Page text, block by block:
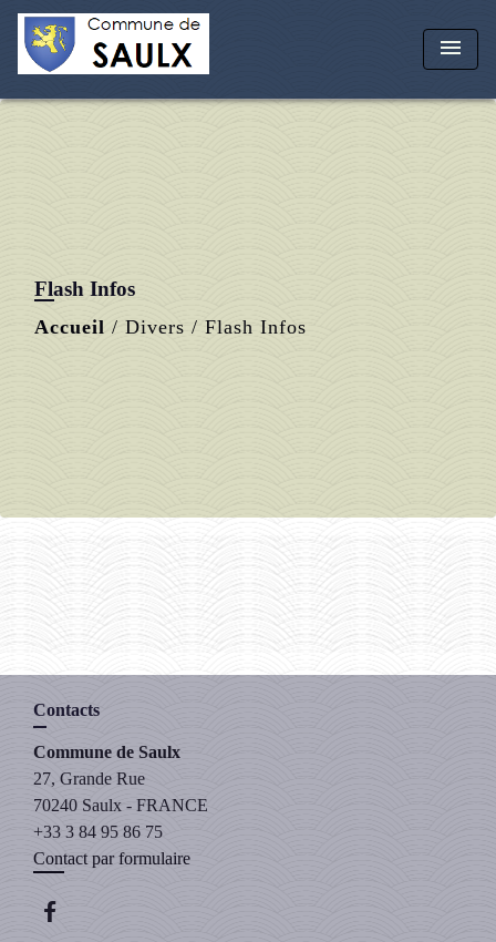
menu
Flash Infos
Accueil / Divers / Flash Infos
Contacts
Commune de Saulx
27, Grande Rue
70240 Saulx - FRANCE
+33 3 84 95 86 75
Contact par formulaire